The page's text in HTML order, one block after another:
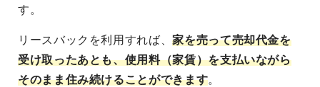
す。
リースバックを利用すれば、家を売って売却代金を
受け取ったあとも、使用料（家賃）を支払いながら
そのまま住み続けることができます。